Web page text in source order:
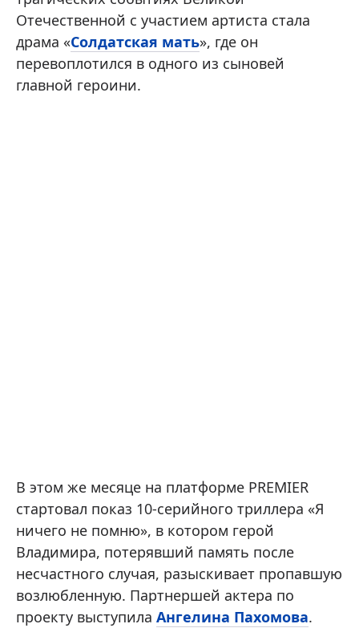
Отечественной с участием артиста стала
драма «Солдатская мать», где он
перевоплотился в одного из сыновей
главной героини.
В этом же месяце на платформе PREMIER
стартовал показ 10-серийного триллера «Я
ничего не помню», в котором герой
Владимира, потерявший память после
несчастного случая, разыскивает пропавшую
возлюбленную. Партнершей актера по
проекту выступила Ангелина Пахомова.